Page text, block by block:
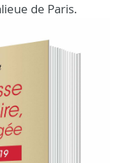
de Paris.